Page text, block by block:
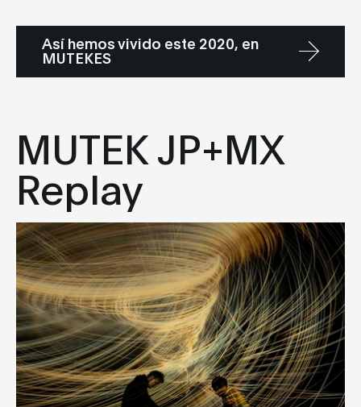
Así hemos vivido este 2020, en
MUTEKES
MUTEK JP+MX
Replay